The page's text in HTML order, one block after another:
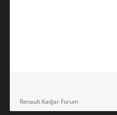
Renault Kadjar Forum